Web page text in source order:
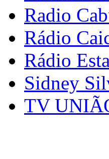
Radio
Rádio
Rádio
Sidney
TV